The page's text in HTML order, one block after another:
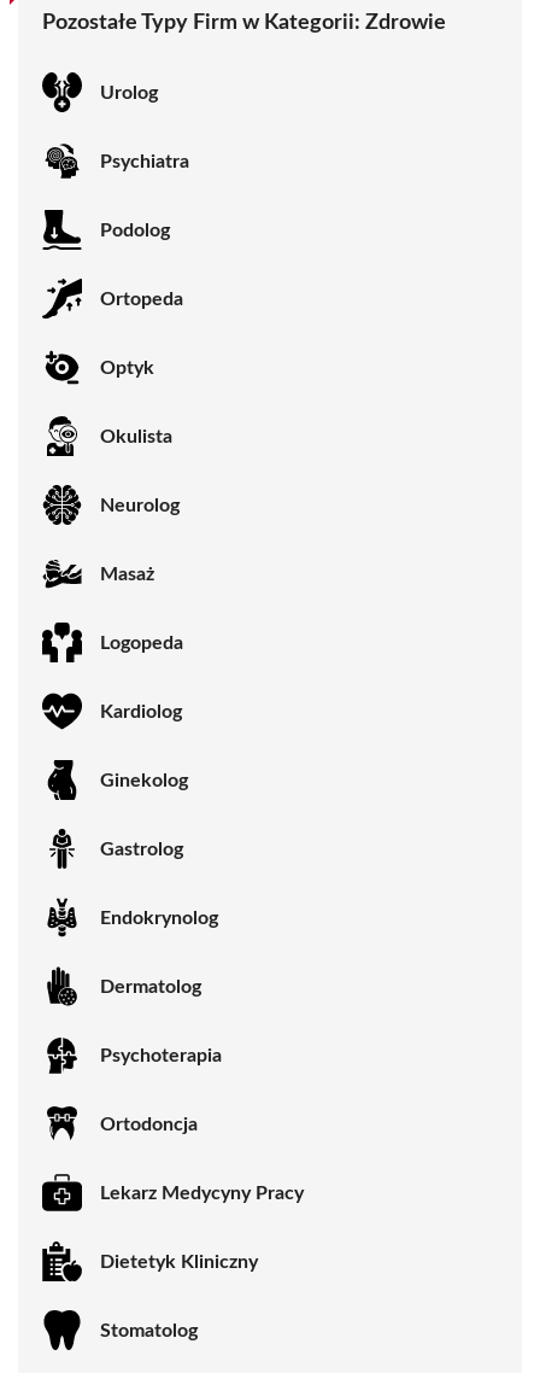
Pozostałe Typy Firm w Kategorii: Zdrowie
Urolog
Psychiatra
Podolog
Ortopeda
Optyk
Okulista
Neurolog
Masaż
Logopeda
Kardiolog
Ginekolog
Gastrolog
Endokrynolog
Dermatolog
Psychoterapia
Ortodoncja
Lekarz Medycyny Pracy
Dietetyk Kliniczny
Stomatolog